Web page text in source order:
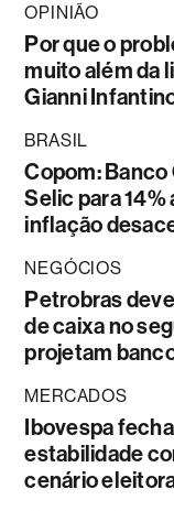
OPINIÃO
Por que o
muito além da
Gianni
BRASIL
Copom:
Selic para 14%
inflação
NEGÓCIOS
Petrobras
de caixa no
projetam
MERCADOS
Ibovespa
estabilidade
cenário